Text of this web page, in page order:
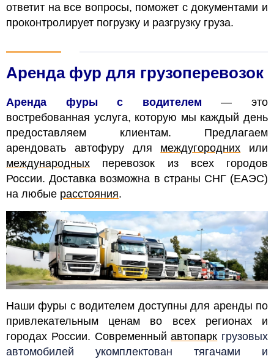
ответит на все вопросы, поможет с документами и
проконтролирует погрузку и разгрузку груза.
Аренда фур для грузоперевозок
Аренда фуры с водителем — это
востребованная услуга, которую мы каждый день
предоставляем клиентам. Предлагаем
арендовать автофуру для междугородних или
международных перевозок из всех городов
России. Доставка возможна в страны СНГ (ЕАЭС)
на любые расстояния.
Наши фуры с водителем доступны для аренды по
привлекательным ценам во всех регионах и
городах России. Современныйавтопарк грузовых
автомобилей укомплектован тягачами и